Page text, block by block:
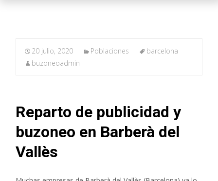
20 julio, 2020 Poblaciones
barcelona
buzoneoadmin
Reparto de publicidad y
buzoneo en Barberà del
Vallès